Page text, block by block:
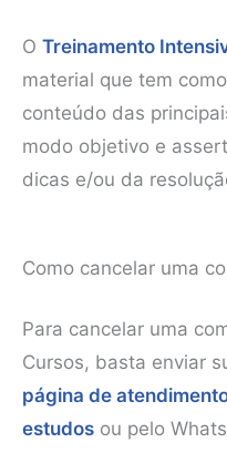
O Treinamento
material que tem
conteúdo das
modo objetivo e
dicas e/ou da
Como cancelar uma
Para cancelar uma
Cursos, basta enviar
página de
estudos ou pelo